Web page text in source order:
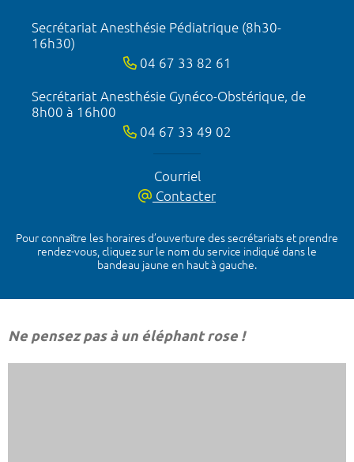
Secrétariat Anesthésie Pédiatrique (8h30-
16h30)
04 67 33 82 61
Secrétariat Anesthésie Gynéco-Obstérique, de
8h00 à 16h00
04 67 33 49 02
Courriel
Contacter
Pour connaître les horaires d’ouverture des secrétariats et prendre
rendez-vous, cliquez sur le nom du service indiqué dans le
bandeau jaune en haut à gauche.
Ne pensez pas à un éléphant rose !